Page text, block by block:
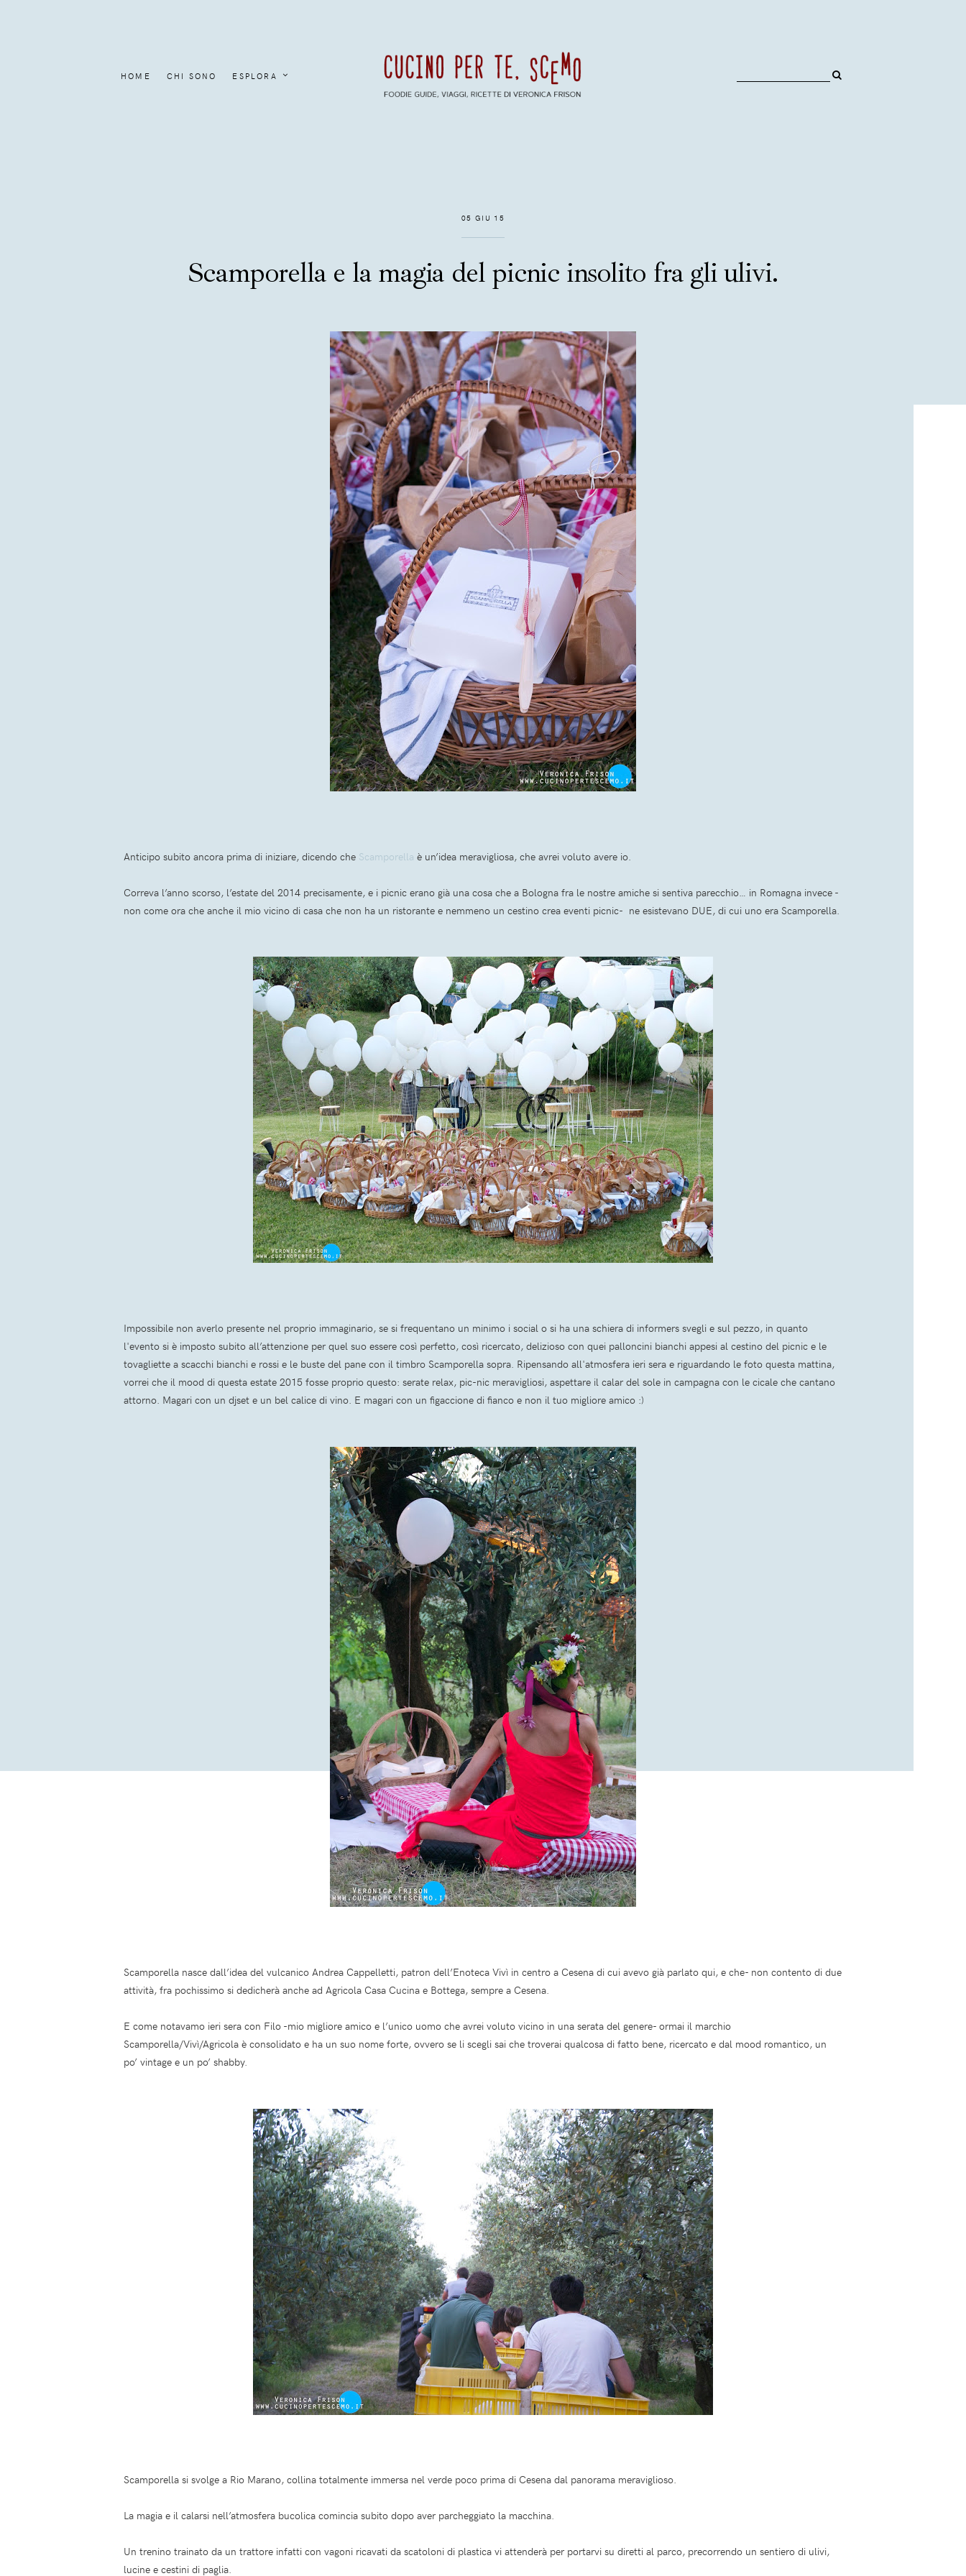
HOME CHI SONO ESPLORA
05 GIU 15
Scamporella e la magia del picnic insolito fra gli ulivi.
Anticipo subito ancora prima di iniziare, dicendo che Scamporella è un’idea meravigliosa, che avrei voluto avere io.
Correva l’anno scorso, l’estate del 2014 precisamente, e i picnic erano già una cosa che a Bologna fra le nostre amiche si sentiva parecchio… in Romagna invece -
non come ora che anche il mio vicino di casa che non ha un ristorante e nemmeno un cestino crea eventi picnic- ne esistevano DUE, di cui uno era Scamporella.
Impossibile non averlo presente nel proprio immaginario, se si frequentano un minimo i social o si ha una schiera di informers svegli e sul pezzo, in quanto
l'evento si è imposto subito all’attenzione per quel suo essere così perfetto, così ricercato, delizioso con quei palloncini bianchi appesi al cestino del picnic e le
tovagliette a scacchi bianchi e rossi e le buste del pane con il timbro Scamporella sopra. Ripensando all'atmosfera ieri sera e riguardando le foto questa mattina,
vorrei che il mood di questa estate 2015 fosse proprio questo: serate relax, pic-nic meravigliosi, aspettare il calar del sole in campagna con le cicale che cantano
attorno. Magari con un djset e un bel calice di vino. E magari con un figaccione di fianco e non il tuo migliore amico :)
Scamporella nasce dall’idea del vulcanico Andrea Cappelletti, patron dell’Enoteca Vivì in centro a Cesena di cui avevo già parlato qui, e che- non contento di due
attività, fra pochissimo si dedicherà anche ad Agricola Casa Cucina e Bottega, sempre a Cesena.
E come notavamo ieri sera con Filo -mio migliore amico e l’unico uomo che avrei voluto vicino in una serata del genere- ormai il marchio
Scamporella/Vivì/Agricola è consolidato e ha un suo nome forte, ovvero se li scegli sai che troverai qualcosa di fatto bene, ricercato e dal mood romantico, un
po’ vintage e un po’ shabby.
Scamporella si svolge a Rio Marano, collina totalmente immersa nel verde poco prima di Cesena dal panorama meraviglioso.
La magia e il calarsi nell’atmosfera bucolica comincia subito dopo aver parcheggiato la macchina.
Un trenino trainato da un trattore infatti con vagoni ricavati da scatoloni di plastica vi attenderà per portarvi su diretti al parco, precorrendo un sentiero di ulivi,
lucine e cestini di paglia.